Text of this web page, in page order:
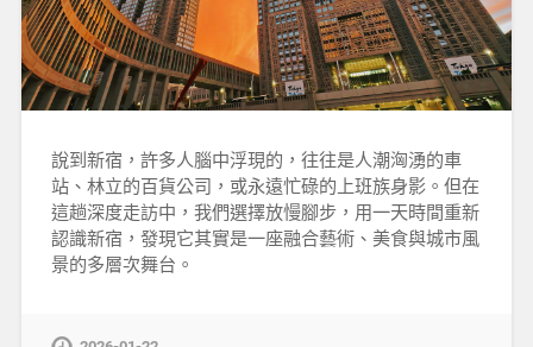
說到新宿，許多人腦中浮現的，往往是人潮洶湧的車
站、林立的百貨公司，或永遠忙碌的上班族身影。但在
這趟深度走訪中，我們選擇放慢腳步，用一天時間重新
認識新宿，發現它其實是一座融合藝術、美食與城市風
景的多層次舞台。